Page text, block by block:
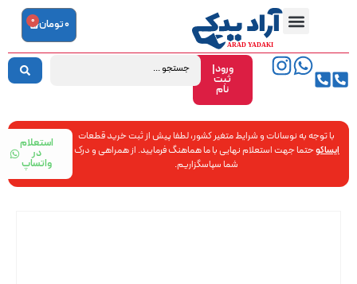
ورود|
ثبت
نام
0تومان 0
با توجه به نوسانات و شرایط متغیر کشور، لطفا پیش از ثبت خرید قطعات
ایساکوحتما جهت استعلام نهایی با ما هماهنگ فرمایید. از همراهی و درک
شما سپاسگزاریم.
استعلام
در
واتساپ